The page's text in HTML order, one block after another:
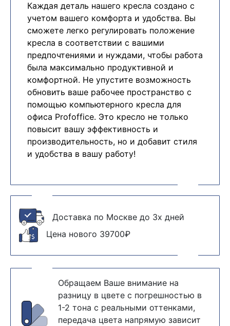
Каждая деталь нашего кресла создано с
учетом вашего комфорта и удобства. Вы
сможете легко регулировать положение
кресла в соответствии с вашими
предпочтениями и нуждами, чтобы работа
была максимально продуктивной и
комфортной. Не упустите возможность
обновить ваше рабочее пространство с
помощью компьютерного кресла для
офиса Profoffice. Это кресло не только
повысит вашу эффективность и
производительность, но и добавит стиля
и удобства в вашу работу!
Доставка по Москве до 3х дней
Цена нового 39700₽
Обращаем Ваше внимание на
разницу в цвете с погрешностью в
1-2 тона с реальными оттенками,
передача цвета напрямую зависит